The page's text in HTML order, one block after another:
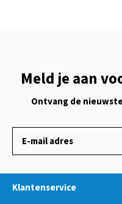
Meld je aan
Ontvang de
Klantenservice